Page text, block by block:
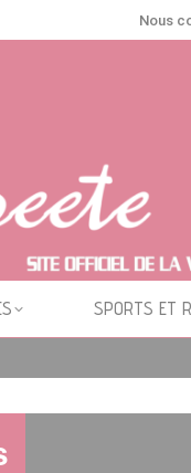
Nous
SPORTS ET